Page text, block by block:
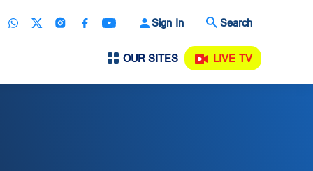
Sign In Search
OUR SITES LIVE TV